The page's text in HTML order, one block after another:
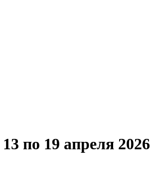
по 19 апреля 2026